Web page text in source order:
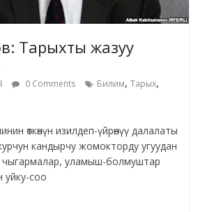
Тарыхты жазуу
0 Comments Билим,Тарых,
өткөнүн изилдеп-үйрөнүү далалаты
кандырчу жомокторду угуудан
уламыш-болмуштар
уйку-соо